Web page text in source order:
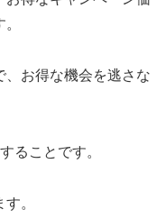
、お得な機会を逃さな
ることです。
。